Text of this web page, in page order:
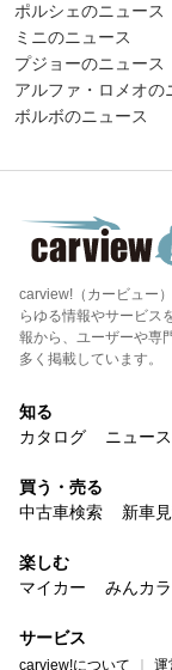
ポルシェのニュース
ミニのニュース
プジョーのニュース
アルファ・ロメオの
ボルボのニュース
carview!（カービュー
らゆる情報やサービス
報から、ユーザーや専
多く掲載しています。
知る
カタログ
ニュース
買う・売る
中古車検索
新車
楽しむ
マイカー
みんカラ
サービス
carview!について 運